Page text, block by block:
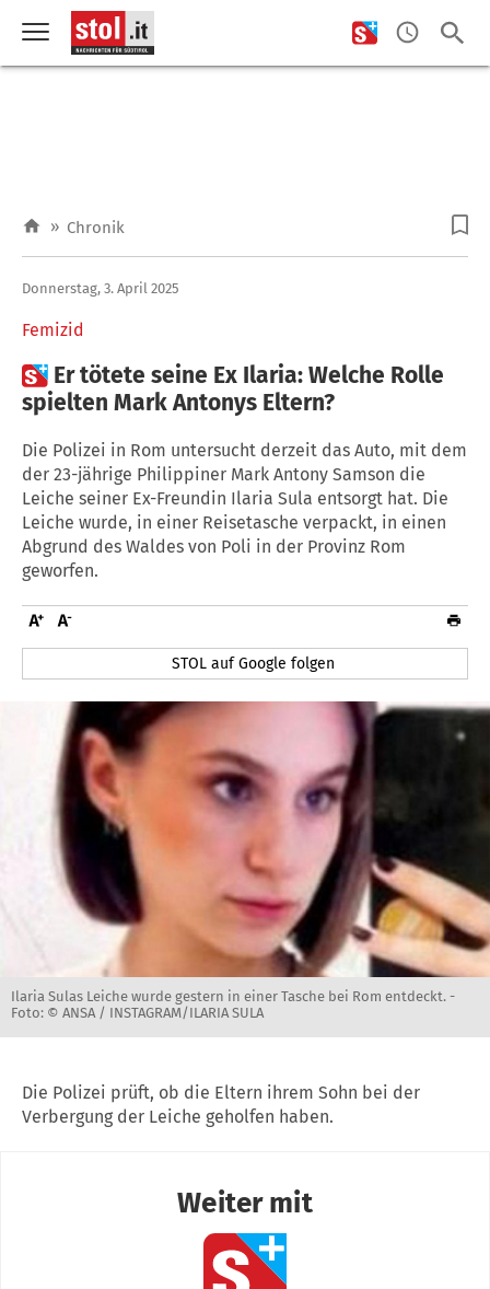
» Chronik
Femizid
Donnerstag, 3. April 2025
 Er tötete seine Ex Ilaria: Welche Rolle
spielten Mark Antonys Eltern?
Die Polizei in Rom untersucht derzeit das Auto, mit dem
der 23-jährige Philippiner Mark Antony Samson die
Leiche seiner Ex-Freundin Ilaria Sula entsorgt hat. Die
Leiche wurde, in einer Reisetasche verpackt, in einen
Abgrund des Waldes von Poli in der Provinz Rom
geworfen.
STOL auf Google folgen
Ilaria Sulas Leiche wurde gestern in einer Tasche bei Rom entdeckt. -
Foto: © ANSA / INSTAGRAM/ILARIA SULA
Die Polizei prüft, ob die Eltern ihrem Sohn bei der
Verbergung der Leiche geholfen haben.